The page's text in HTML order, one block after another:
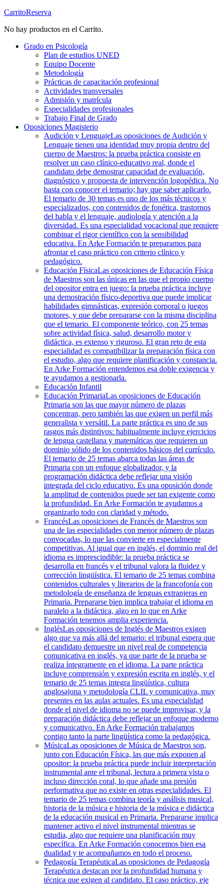
CarritoReserva
No hay productos en el Carrito.
Grado en Psicología
Plan de estudios UNED
Equipo Docente
Metodología
Prácticas de capacitación profesional
Actividades transversales
Admisión y matrícula
Especialidades profesionales
Trabajo Final de Grado
Oposiciones Magisterio
Audición y LenguajeLas oposiciones de Audición y
Lenguaje tienen una identidad muy propia dentro del
cuerpo de Maestros: la prueba práctica consiste en
resolver un caso clínico-educativo real, donde el
candidato debe demostrar capacidad de evaluación,
diagnóstico y propuesta de intervención logopédica. No
basta con conocer el temario; hay que saber aplicarlo.
El temario de 30 temas es uno de los más técnicos y
especializados, con contenidos de fonética, trastornos
del habla y el lenguaje, audiología y atención a la
diversidad. Es una especialidad vocacional que requiere
combinar el rigor científico con la sensibilidad
educativa. En Arke Formación te preparamos para
afrontar el caso práctico con criterio clínico y
pedagógico.
Educación FísicaLas oposiciones de Educación Física
de Maestros son las únicas en las que el propio cuerpo
del opositor entra en juego: la prueba práctica incluye
una demostración físico-deportiva que puede implicar
habilidades gimnásticas, expresión corporal o juegos
motores, y que debe prepararse con la misma disciplina
que el temario. El componente teórico, con 25 temas
sobre actividad física, salud, desarrollo motor y
didáctica, es extenso y riguroso. El gran reto de esta
especialidad es compatibilizar la preparación física con
el estudio, algo que requiere planificación y constancia.
En Arke Formación entendemos esa doble exigencia y
te ayudamos a gestionarla.
Educación Infantil
Educación PrimariaLas oposiciones de Educación
Primaria son las que mayor número de plazas
concentran, pero también las que exigen un perfil más
generalista y versátil. La parte práctica es uno de sus
rasgos más distintivos: habitualmente incluye ejercicios
de lengua castellana y matemáticas que requieren un
dominio sólido de los contenidos básicos del currículo.
El temario de 25 temas abarca todas las áreas de
Primaria con un enfoque globalizador, y la
programación didáctica debe reflejar una visión
integrada del ciclo educativo. Es una oposición donde
la amplitud de contenidos puede ser tan exigente como
la profundidad. En Arke Formación te ayudamos a
organizarlo todo con claridad y método.
FrancésLas oposiciones de Francés de Maestros son
una de las especialidades con menor número de plazas
convocadas, lo que las convierte en especialmente
competitivas. Al igual que en inglés, el dominio real del
idioma es imprescindible: la prueba práctica se
desarrolla en francés y el tribunal valora la fluidez y
corrección lingüística. El temario de 25 temas combina
contenidos culturales y literarios de la francofonía con
metodología de enseñanza de lenguas extranjeras en
Primaria. Prepararse bien implica trabajar el idioma en
paralelo a la didáctica, algo en lo que en Arke
Formación tenemos amplia experiencia.
InglésLas oposiciones de Inglés de Maestros exigen
algo que va más allá del temario: el tribunal espera que
el candidato demuestre un nivel real de competencia
comunicativa en inglés, ya que parte de la prueba se
realiza íntegramente en el idioma. La parte práctica
incluye comprensión y expresión escrita en inglés, y el
temario de 25 temas integra lingüística, cultura
anglosajona y metodología CLIL y comunicativa, muy
presentes en las aulas actuales. Es una especialidad
donde el nivel de idioma no se puede improvisar, y la
preparación didáctica debe reflejar un enfoque moderno
y comunicativo. En Arke Formación trabajamos
contigo tanto la parte lingüística como la pedagógica.
MúsicaLas oposiciones de Música de Maestros son,
junto con Educación Física, las que más exponen al
opositor: la prueba práctica puede incluir interpretación
instrumental ante el tribunal, lectura a primera vista o
incluso dirección coral, lo que añade una presión
performativa que no existe en otras especialidades. El
temario de 25 temas combina teoría y análisis musical,
historia de la música e historia de la música e didáctica
de la educación musical en Primaria. Prepararse implica
mantener activo el nivel instrumental mientras se
estudia, algo que requiere una planificación muy
específica. En Arke Formación conocemos bien esa
dualidad y te acompañamos en todo el proceso.
Pedagogía TerapéuticaLas oposiciones de Pedagogía
Terapéutica destacan por la profundidad humana y
técnica que exigen al candidato. El caso práctico, eje